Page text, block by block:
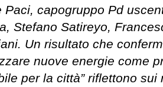
Paci, capogruppo Pd
Stefano Satireyo,
Un risultato che
nuove energie come
per la città” riflettono sui